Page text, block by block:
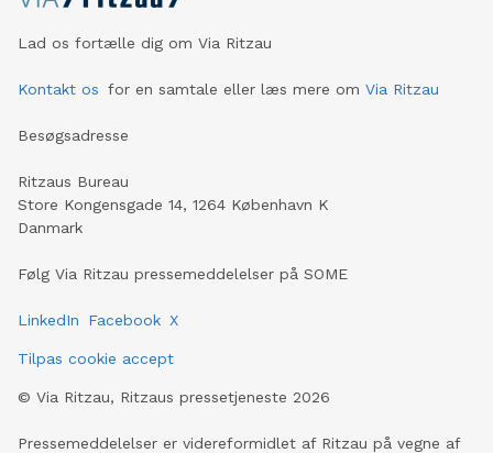
Lad os fortælle dig om Via Ritzau
Kontakt os for en samtale eller læs mere om Via Ritzau
Besøgsadresse
Ritzaus Bureau
Store Kongensgade 14, 1264 København K
Danmark
Følg Via Ritzau pressemeddelelser på SOME
LinkedIn Facebook X
Tilpas cookie accept
© Via Ritzau, Ritzaus pressetjeneste 2026
Pressemeddelelser er videreformidlet af Ritzau på vegne af